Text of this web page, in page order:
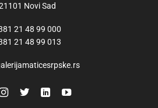
Novi Sad
21 48 99 000
21 48 99 013